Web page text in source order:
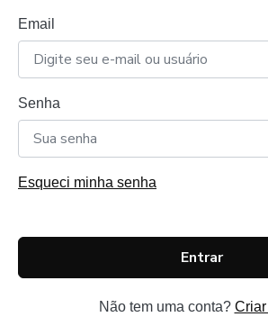
Email
Senha
Esqueci minha senha
Entrar
Não tem uma conta?